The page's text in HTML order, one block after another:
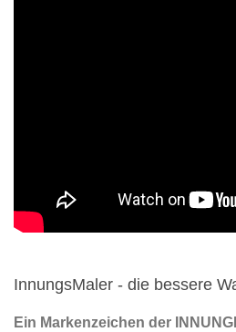
InnungsMaler - die bessere
Ein Markenzeichen der